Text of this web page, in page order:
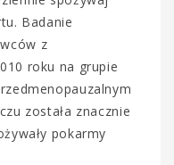
Badanie
z
roku na grupie
została znacznie
pokarmy